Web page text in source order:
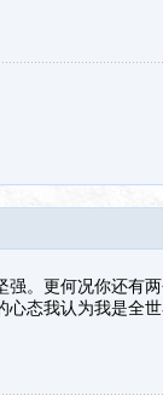
。更何况你还有
态我认为我是全